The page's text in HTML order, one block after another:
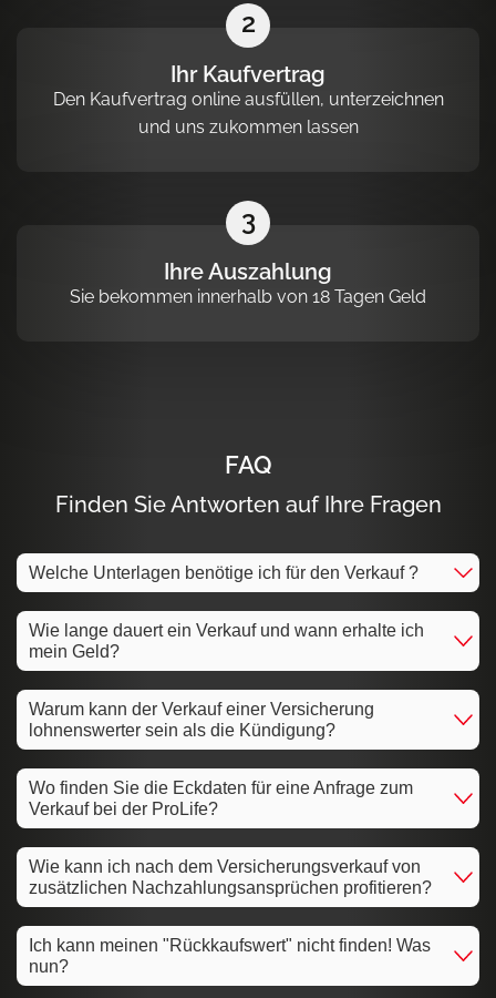
2
Ihr Kaufvertrag
Den Kaufvertrag online ausfüllen, unterzeichnen
und uns zukommen lassen
3
Ihre Auszahlung
Sie bekommen innerhalb von 18 Tagen Geld
FAQ
Finden Sie Antworten auf Ihre Fragen
Welche Unterlagen benötige ich für den Verkauf ?
Wie lange dauert ein Verkauf und wann erhalte ich
mein Geld?
Warum kann der Verkauf einer Versicherung
lohnenswerter sein als die Kündigung?
Wo finden Sie die Eckdaten für eine Anfrage zum
Verkauf bei der ProLife?
Wie kann ich nach dem Versicherungsverkauf von
zusätzlichen Nachzahlungsansprüchen profitieren?
Ich kann meinen "Rückkaufswert" nicht finden! Was
nun?